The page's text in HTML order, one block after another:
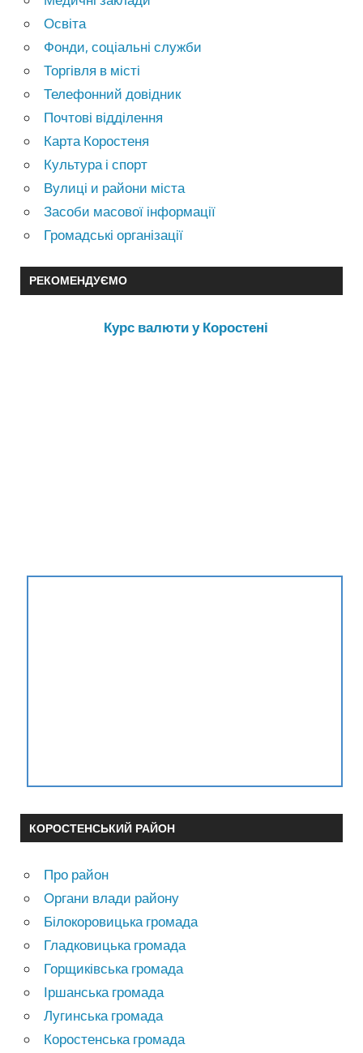
Освіта
Фонди, соціальні служби
Торгівля в місті
Телефонний довідник
Почтові відділення
Карта Коростеня
Культура і спорт
Вулиці и райони міста
Засоби масової інформації
Громадські організації
РЕКОМЕНДУЄМО
Курс валюти у Коростені
КОРОСТЕНСЬКИЙ РАЙОН
Про район
Органи влади району
Білокоровицька громада
Гладковицька громада
Горщиківська громада
Іршанська громада
Лугинська громада
Коростенська громада